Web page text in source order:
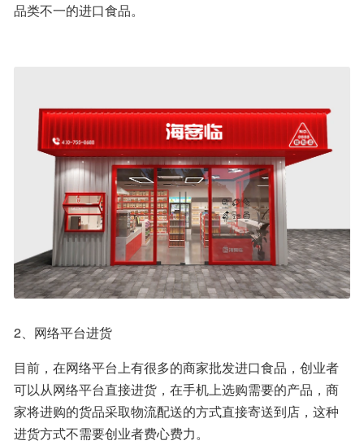
品类不一的进口食品。
2、网络平台进货
目前，在网络平台上有很多的商家批发进口食品，创业者
可以从网络平台直接进货，在手机上选购需要的产品，商
家将进购的货品采取物流配送的方式直接寄送到店，这种
进货方式不需要创业者费心费力。